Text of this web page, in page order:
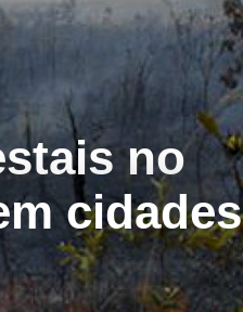
no
cidades